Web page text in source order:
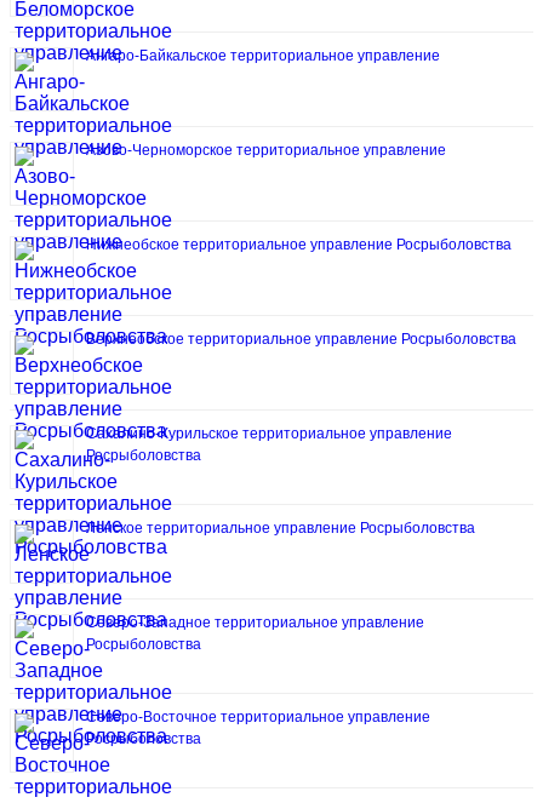
Ангаро-Байкальское территориальное управление
Азово-Черноморское территориальное управление
Нижнеобское территориальное управление Росрыболовства
Верхнеобское территориальное управление Росрыболовства
Сахалино-Курильское территориальное управление
Росрыболовства
Ленское территориальное управление Росрыболовства
Северо-Западное территориальное управление
Росрыболовства
Северо-Восточное территориальное управление
Росрыболовства